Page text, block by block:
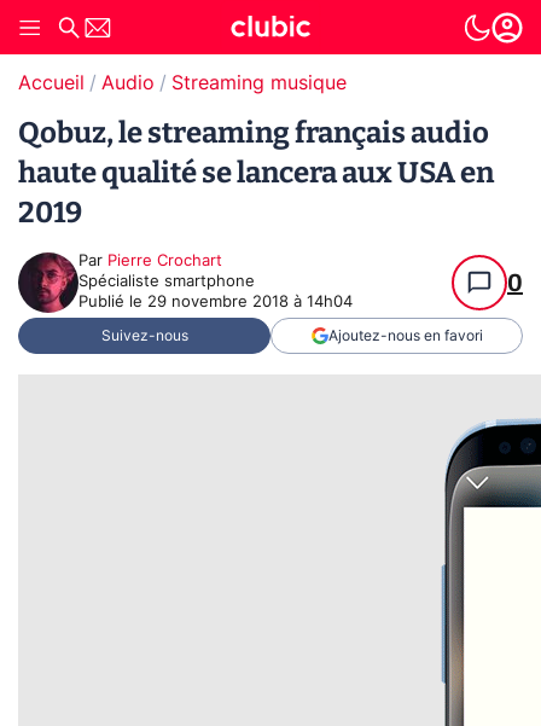
Accueil Audio Streaming musique
Qobuz, le streaming français audio
haute qualité se lancera aux USA en
2019
Par Pierre Crochart
Spécialiste smartphone
Publié le 29 novembre 2018 à 14h04
0
Suivez-nous Ajoutez-nous en favori